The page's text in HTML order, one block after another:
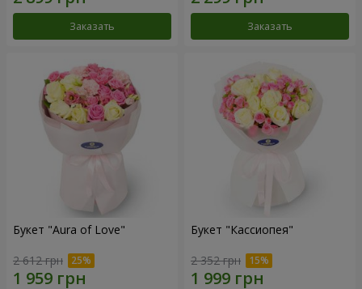
Заказать Заказать
Букет "Aura of Love"
2 612 грн
Букет "Кассиопея"
2 352 грн